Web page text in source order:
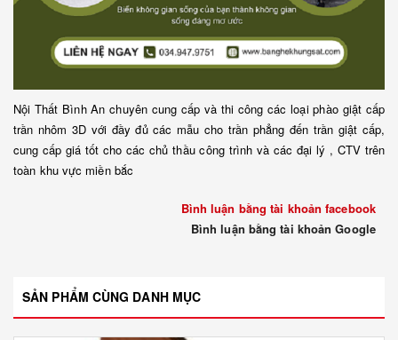
Nội Thất Bình An chuyên cung cấp và thi công các loại phào giật cấp
trần nhôm 3D với đầy đủ các mẫu cho trần phẳng đến trần giật cấp,
cung cấp giá tốt cho các chủ thầu công trình và các đại lý , CTV trên
toàn khu vực miền bắc
Bình luận bằng tài khoản facebook
Bình luận bằng tài khoản Google
SẢN PHẨM CÙNG DANH MỤC